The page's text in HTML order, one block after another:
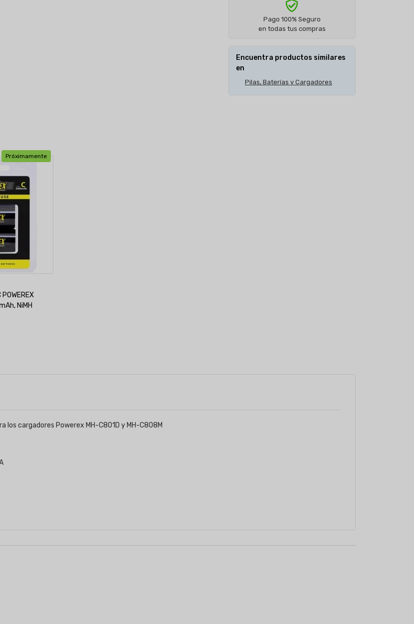
Pago 100% Seguro
en todas tus compras
Encuentra productos similares
en
Pilas, Baterías y Cargadores
Próximamente
NiMH
cargadores Powerex MH-C801D y MH-C808M